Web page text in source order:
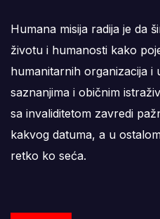
Humana misija radija je da
životu i humanosti kako
humanitarnih organizacija i
saznanjima i običnim
sa invaliditetom zavredi
kakvog datuma, a u
retko ko seća.